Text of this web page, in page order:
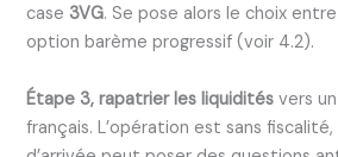
case 3VG. Se pose alors le choix entre
option barème progressif (voir 4.2).
Étape 3, rapatrier les liquidités vers
français. L’opération est sans